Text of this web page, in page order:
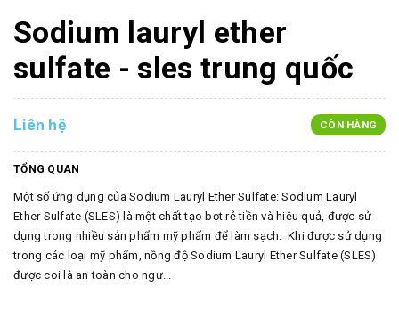
Sodium lauryl ether
sulfate - sles trung quốc
Liên hệ CÒN HÀNG
TỔNG QUAN
Một số ứng dụng của Sodium Lauryl Ether Sulfate: Sodium Lauryl
Ether Sulfate (SLES) là một chất tạo bọt rẻ tiền và hiệu quả, được sử
dụng trong nhiều sản phẩm mỹ phẩm để làm sạch. Khi được sử dụng
trong các loại mỹ phẩm, nồng độ Sodium Lauryl Ether Sulfate (SLES)
được coi là an toàn cho ngư...